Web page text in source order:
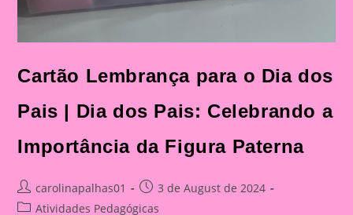
Cartão Lembrança para o Dia dos
Pais | Dia dos Pais: Celebrando a
Importância da Figura Paterna
Post
author:
carolinapalhas01
Post
published:
3 de August de 2024
PostAtividades Pedagógicas